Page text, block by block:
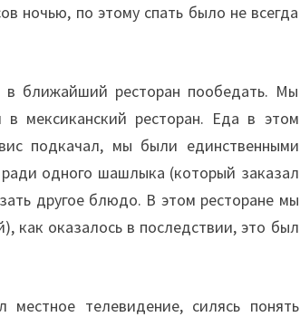
ночью, по этому спать было не всегда
ближайший ресторан пообедать. Мы
мексиканский ресторан. Еда в этом
подкачал, мы были единственными
одного шашлыка (который заказал
другое блюдо. В этом ресторане мы
как оказалось в последствии, это был
телевидение, силясь понять